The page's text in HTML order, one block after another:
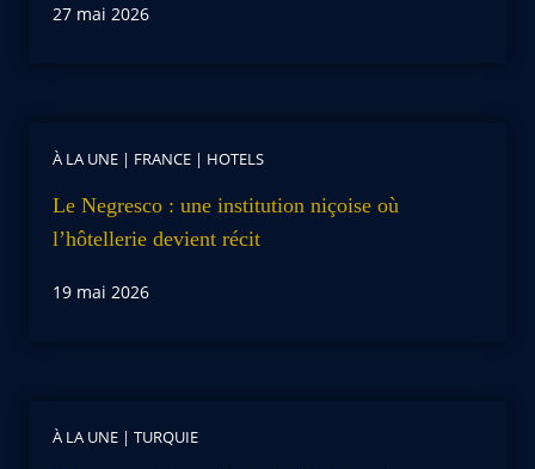
27 mai 2026
À LA UNE | FRANCE | HOTELS
Le Negresco : une institution niçoise où
l’hôtellerie devient récit
19 mai 2026
À LA UNE | TURQUIE